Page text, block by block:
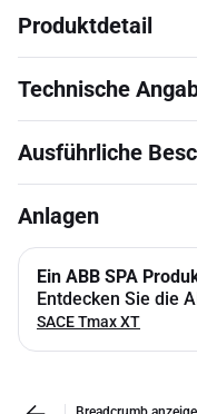
Produktdetail
Technische
Ausführliche
Anlagen
Ein ABB SPA
Entdecken Sie die
SACE Tmax XT